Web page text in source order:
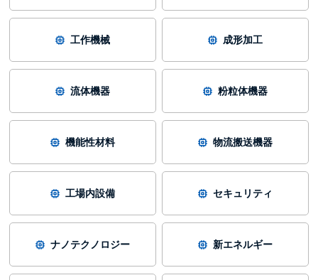
工作機械 成形加工
流体機器 粉粒体機器
機能性材料 物流搬送機器
工場内設備 セキュリティ
ナノテクノロジー 新エネルギー